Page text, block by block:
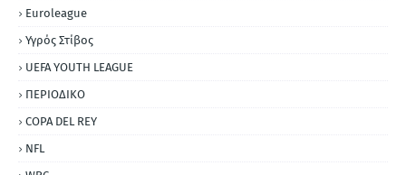
Εuroleague
Υγρός Στίβος
UEFA YOUTH LEAGUE
ΠΕΡΙΟΔΙΚΟ
COPA DEL REY
NFL